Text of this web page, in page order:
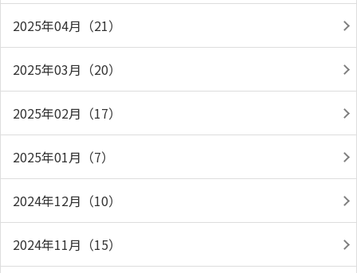
2025年04月（21）
2025年03月（20）
2025年02月（17）
2025年01月（7）
2024年12月（10）
2024年11月（15）